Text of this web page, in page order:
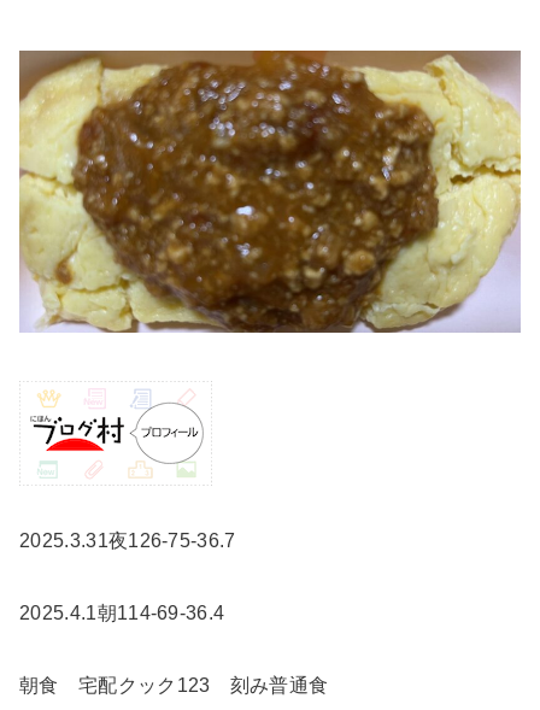
2025.3.31夜126-75-36.7
2025.4.1朝114-69-36.4
朝食 宅配クック123 刻み普通食